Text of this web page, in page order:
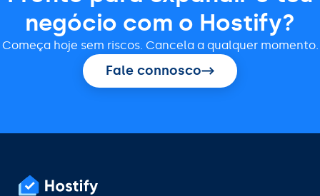
negócio com o Hostify?
Começa hoje sem riscos. Cancela a qualquer momento.
Fale connosco